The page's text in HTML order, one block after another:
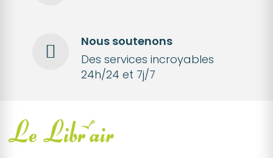
Nous soutenons
Des services incroyables
24h/24 et 7j/7